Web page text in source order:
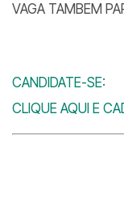
VAGA TAMBEM
CANDIDATE-SE:
CLIQUE AQUI E